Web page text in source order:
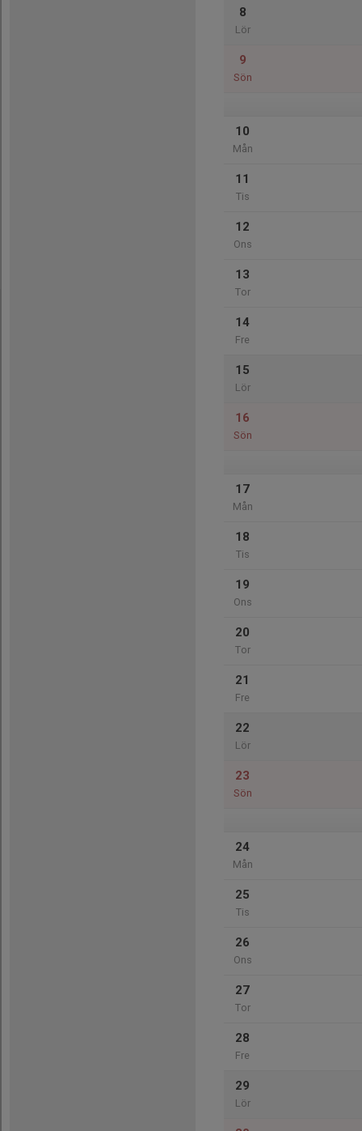
8
Lör
9
Sön
10
Mån
11
Tis
12
Ons
13
Tor
14
Fre
15
Lör
16
Sön
17
Mån
18
Tis
19
Ons
20
Tor
21
Fre
22
Lör
23
Sön
24
Mån
25
Tis
26
Ons
27
Tor
28
Fre
29
Lör